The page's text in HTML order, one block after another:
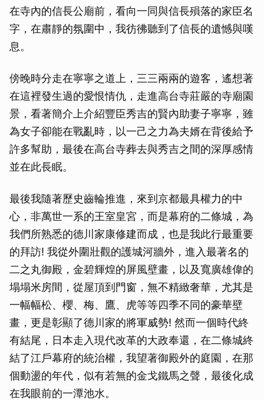
在寺內的信長公廟前，看向一同與信長殞落的家臣名
字，在肅靜的氛圍中，我彷彿聽到了信長的遺憾與嘆
息。
傍晚時分走在寧寧之道上，三三兩兩的遊客，遙想著
在這裡發生過的愛恨情仇，走進高台寺莊嚴的寺廟園
景，看著簡介上介紹豐臣秀吉的賢內助妻子寧寧，雖
為女子卻能在戰亂時，以一己之力為夫婿在背後給予
許多幫助，最後在高台寺葬去與秀吉之間的深厚感情
並在此長眠。
最後我隨著歷史齒輪推進，來到京都最具權力的中
心，非萬世一系的王室皇宮，而是幕府的二條城，為
我們所熟悉的德川家康修建而成，也是我此行最重要
的拜訪! 我從外圍壯觀的護城河牆外，進入最著名的
二之丸御殿，金碧輝煌的屏風壁畫，以及寬廣雄偉的
塌塌米房間，從屋頂到門窗，無不精緻奢華，尤其是
一幅幅松、櫻、梅、鷹、虎等等四季不同的豪華壁
畫，更是彰顯了德川家的將軍威勢! 然而一個時代終
有結尾，日本走入現代改革的大政奉還，在二條城終
結了江戶幕府的統治權，我望著御殿外的庭園，在那
個動盪的年代，似有若無的金戈鐵馬之聲，最後化成
在我眼前的一潭池水。